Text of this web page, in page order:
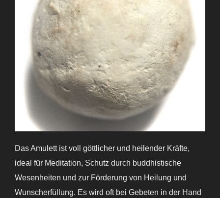
Das Amulett ist voll göttlicher und heilender Kräfte,
ideal für Meditation, Schutz durch buddhistische
Wesenheiten und zur Förderung von Heilung und
Wunscherfüllung. Es wird oft bei Gebeten in der Hand